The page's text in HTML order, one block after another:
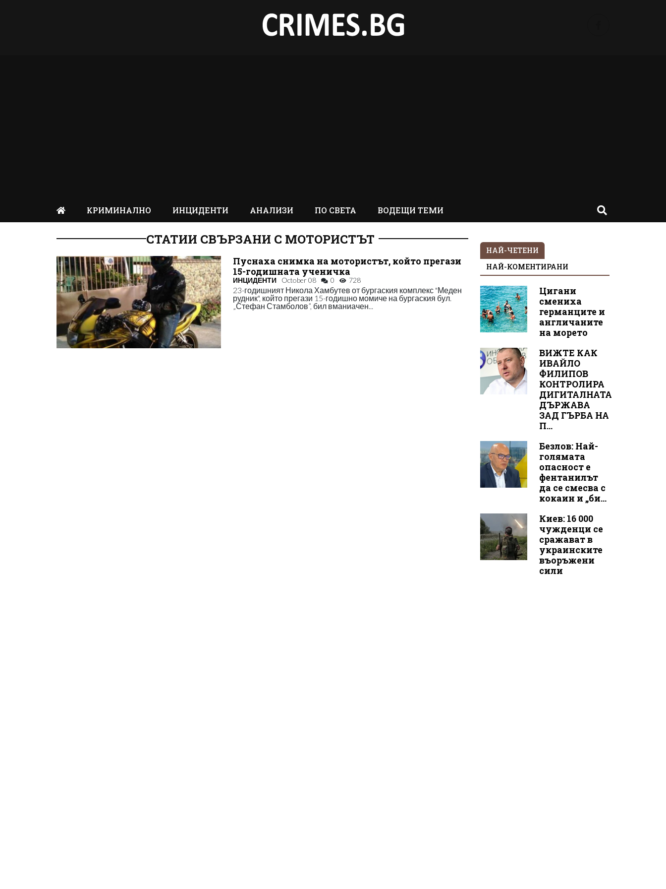
КРИМИНАЛНО ИНЦИДЕНТИ АНАЛИЗИ ПО СВЕТА ВОДЕЩИ ТЕМИ
СТАТИИ СВЪРЗАНИ С МОТОРИСТЪТ
Пуснаха снимка на мотористът, който прегази
15-годишната ученичка
ИНЦИДЕНТИ October 08 0 728
23-годишният Никола Хамбутев от бургаския комплекс "Меден
рудник", който прегази 15-годишно момиче на бургаския бул.
„Стефан Стамболов”, бил вманиачен...
НАЙ-ЧЕТЕНИ
НАЙ-КОМЕНТИРАНИ
Цигани
смениха
германците и
англичаните
на морето
ВИЖТЕ КАК
ИВАЙЛО
ФИЛИПОВ
КОНТРОЛИРА
ДИГИТАЛНАТА
ДЪРЖАВА
ЗАД ГЪРБА НА
П...
Безлов: Най-
голямата
опасност е
фентанилът
да се смесва с
кокаин и „би...
Киев: 16 000
чужденци се
сражават в
украинските
въоръжени
сили